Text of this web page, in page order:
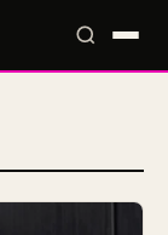
📰 Magazine